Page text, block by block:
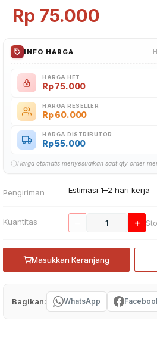
Rp 75.000
INFO HARGA
HARGA HET
Rp75.000
HARGA RESELLER
Rp60.000
HARGA DISTRIBUTOR
Rp55.000
Harga otomatis menyesuaikan saat qty order
Pengiriman Estimasi 1–2 hari kerja
Kuantitas +
Masukkan Keranjang
Bagikan: WhatsApp